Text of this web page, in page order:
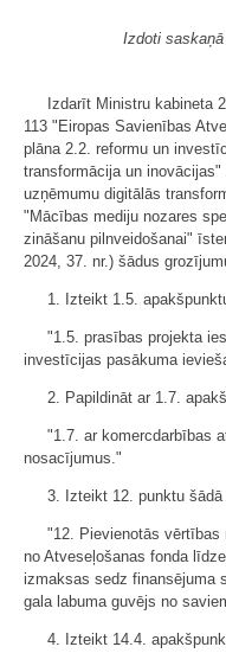
Izdoti
Izdarīt Ministru kabineta
113 "Eiropas Savienības
plāna 2.2. reformu un
transformācija un
uzņēmumu digitālās
"Mācības mediju nozares
zināšanu pilnveidošanai"
2024, 37. nr.) šādus
1. Izteikt 1.5.
"1.5. prasības projekta
investīcijas pasākuma
2. Papildināt ar 1.7.
"1.7. ar komercdarbības
nosacījumus."
3. Izteikt 12. punktu šādā
"12. Pievienotās vērtības
no Atveseļošanas fonda
izmaksas sedz finansējuma
gala labuma guvējs no
4. Izteikt 14.4.